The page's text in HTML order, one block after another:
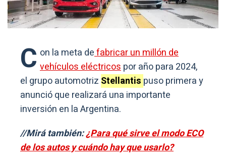
C on la meta defabricar un millón de
vehículos eléctricospor año para 2024,
el grupo automotriz Stellantis puso primera y
anunció que realizará una importante
inversión en la Argentina.
//Mirá también:¿Para qué sirve el modo ECO
de los autos y cuándo hay que usarlo?